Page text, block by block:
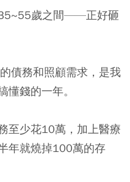
歲之間——正好砸
債務和照顧需求，是我
懂錢的一年。
至少花10萬，加上醫療
年就燒掉100萬的存